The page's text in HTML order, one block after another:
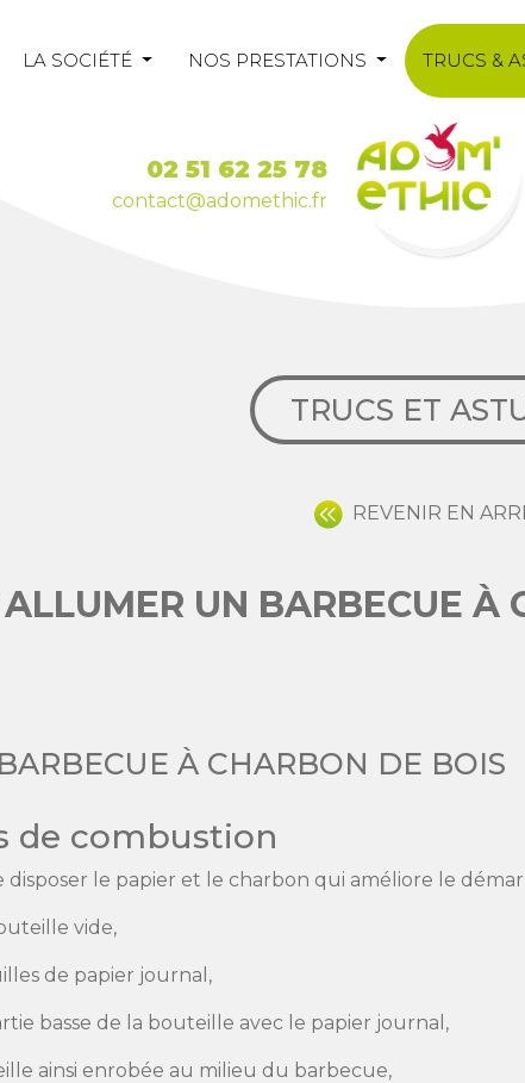
LA SOCIÉTÉ NOS PRESTATIONS TRUCS &
02 51 62 25 78
contact@adomethic.fr
TRUCS ET
REVENIR EN
UN BARBECUE À
À CHARBON DE BOIS
de combustion
disposer le papier et le charbon qui améliore le
vide,
de papier journal,
basse de la bouteille avec le papier journal,
ainsi enrobée au milieu du barbecue,